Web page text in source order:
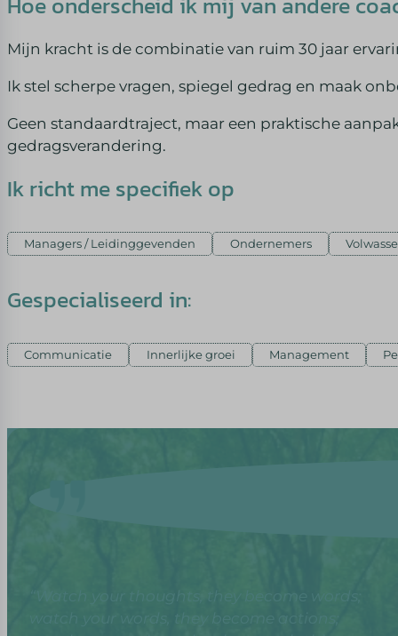
Mijn kracht is de combinatie van ruim 30 jaar
Ik stel scherpe vragen, spiegel gedrag en maak
Geen standaardtraject, maar een praktische
gedragsverandering.
Ik richt me specifiek op
Managers / Leidinggevenden Ondernemers
Gespecialiseerd in:
Communicatie Innerlijke groei Management